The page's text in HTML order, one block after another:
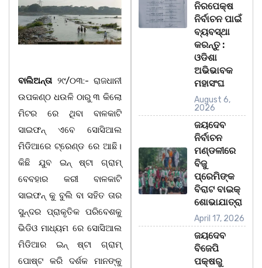
ବାଲିଅନ୍ତା ୨୯/୦୩:- ରାଜଧାନୀ
ଉପକଣ୍ଠ ଧଉଳି ଠାରୁ ୩ କିଲୋ
ମିଟର ରେ ଥିବା ବାଳକାଟି
ସାଇଫନ୍ ଏବେ ସୋସିଆଲ
ମିଡିଆରେ ଟ୍ରେଣ୍ଡ ରେ ଆଛି।
କିଛି ଯୁବ ଇନ୍ ଷ୍ଟା ଗ୍ରାମ୍
ବେବହାର କରୀ ବାଳକାଟି
ସାଇଫନ୍ କୁ ବୁଲି ବା ସହିତ ତାର
ସୁନ୍ଦର ପ୍ରାକୃତିକ ପରିବେଶକୁ
ଭିଡିଓ ମାଧ୍ୟମ ରେ ସୋସିଆଲ
ମିଡିଆର ଇନ୍ ଷ୍ଟା ଗ୍ରାମ୍
ପୋଷ୍ଟ କରି ଦର୍ଶକ ମାନଙ୍କୁ
ନିରପେକ୍ଷ
ନିର୍ବାଚନ ପାଇଁ
ବ୍ୟବସ୍ଥା
କରନ୍ତୁ :
ଓଡିଶା
ଅଭିଭାବକ
ମହାସଂଘ
August 6,
2026
ଜୟଦେବ
ନିର୍ବାଚନ
ମଣ୍ଡଳୀରେ
ବିଜୁ
ପ୍ରେମିଙ୍କ
ବିରାଟ ବାଇକ୍
ଶୋଭାଯାତ୍ରା
April 17, 2026
ଜୟଦେବ
ବିଜେପି
ପକ୍ଷରୁ